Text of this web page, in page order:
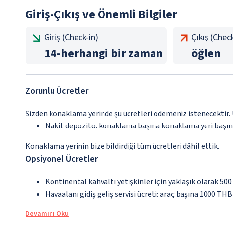
Giriş-Çıkış ve Önemli Bilgiler
Giriş (Check-in)
14-herhangi bir zaman
Çıkış
öğlen
Zorunlu Ücretler
Sizden konaklama yerinde şu ücretleri ödemeniz
Nakit depozito: konaklama başına konaklama yeri
Konaklama yerinin bize bildirdiği tüm ücretleri dâhil ettik.
Opsiyonel Ücretler
Kontinental kahvaltı yetişkinler için yaklaşık olarak
Havaalanı gidiş geliş servisi ücreti: araç başına 1000 THB
Devamını Oku